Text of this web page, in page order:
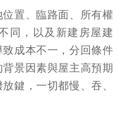
置、臨路面、所有權
同，以及新建房屋建
成本不一，分回條件
景因素與屋主高預期
鍵，一切都慢、吞、